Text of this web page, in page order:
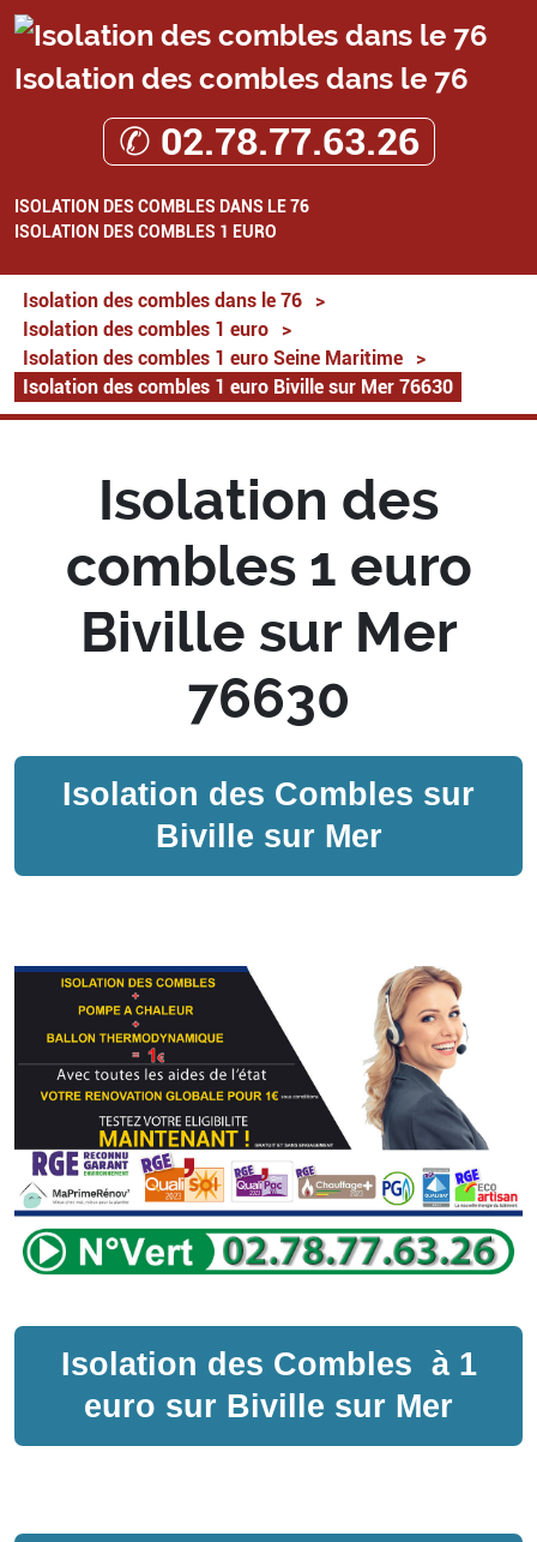
Isolation des combles dans le 76
✆ 02.78.77.63.26
ISOLATION DES COMBLES DANS LE 76
ISOLATION DES COMBLES 1 EURO
Isolation des combles dans le 76
>
Isolation des combles 1 euro
>
Isolation des combles 1 euro Seine Maritime
>
Isolation des combles 1 euro Biville sur Mer 76630
Isolation des
combles 1 euro
Biville sur Mer
76630
Isolation des Combles sur
Biville sur Mer
Isolation des Combles à 1
euro sur Biville sur Mer